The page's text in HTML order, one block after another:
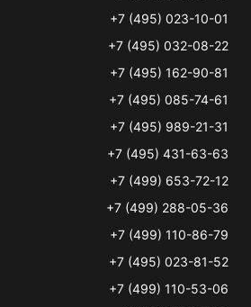
+7 (495) 023-10-01
+7 (495) 032-08-22
+7 (495) 162-90-81
+7 (495) 085-74-61
+7 (495) 989-21-31
+7 (495) 431-63-63
+7 (499) 653-72-12
+7 (499) 288-05-36
+7 (499) 110-86-79
+7 (495) 023-81-52
+7 (499) 110-53-06